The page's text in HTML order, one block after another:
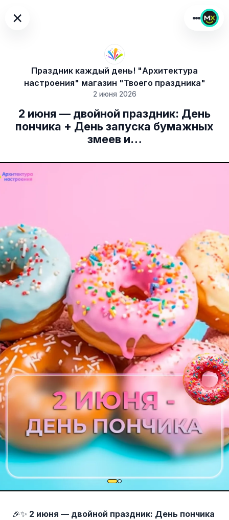
×
Праздник каждый день! "Архитектура
настроения" магазин "Твоего праздника"
2 июня 2026
2 июня — двойной праздник: День
пончика + День запуска бумажных
змеев и…
🎉✨ 2 июня — двойной праздник: День пончика